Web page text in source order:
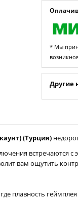
* Мы
Другие
(Турция)
встречаются
вам ощутить
плавность